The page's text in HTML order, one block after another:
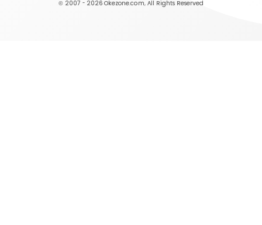
© 2007 - 2026 Okezone.com, All Rights Reserved